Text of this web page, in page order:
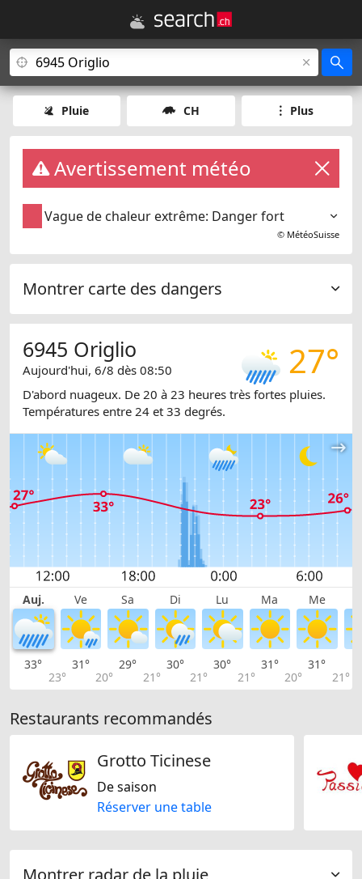
Pluie CH Plus
Avertissement météo
Vague de chaleur extrême: Danger fort
© MétéoSuisse
Montrer carte des dangers
27°
6945 Origlio
Aujourd'hui, 6/8 dès 08:50
D'abord nuageux. De 20 à 23 heures très fortes pluies.
Températures entre 24 et 33 degrés.
Auj. Ve Sa Di Lu Ma Me
33°
23°
31°
20°
29°
21°
30°
21°
30°
21°
31°
20°
31°
21°
Restaurants recommandés
Grotto Ticinese
De saison
Réserver une table